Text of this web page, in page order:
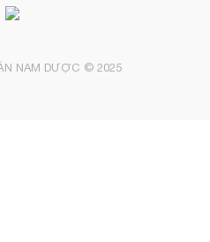
NAM DƯỢC © 2025